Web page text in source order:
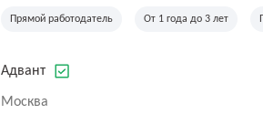
на территории России,
Прямой работодатель От 1 года до 3 лет
Адвант
Москва